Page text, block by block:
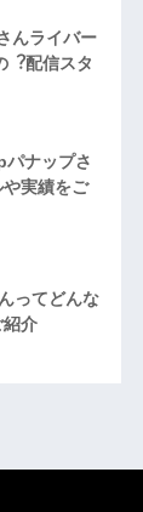
んライバー
︖配信スタ
パナップさ
実績をご
ってどんな
紹介